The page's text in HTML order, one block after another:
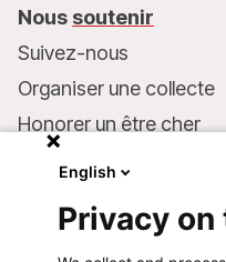
Nous soutenir
Suivez-nous
Organiser une collecte
Honorer un être cher
Faire un don
English
Privacy